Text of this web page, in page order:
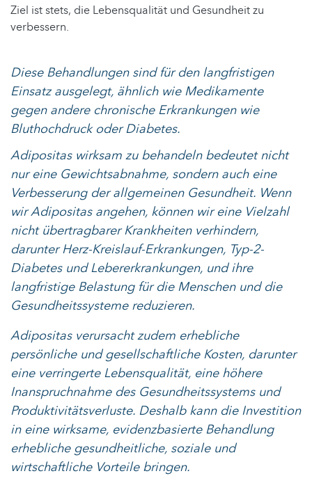
Ziel ist stets, die Lebensqualität und Gesundheit zu
verbessern.
Diese Behandlungen sind für den langfristigen
Einsatz ausgelegt, ähnlich wie Medikamente
gegen andere chronische Erkrankungen wie
Bluthochdruck oder Diabetes.
Adipositas wirksam zu behandeln bedeutet nicht
nur eine Gewichtsabnahme, sondern auch eine
Verbesserung der allgemeinen Gesundheit. Wenn
wir Adipositas angehen, können wir eine Vielzahl
nicht übertragbarer Krankheiten verhindern,
darunter Herz-Kreislauf-Erkrankungen, Typ-2-
Diabetes und Lebererkrankungen, und ihre
langfristige Belastung für die Menschen und die
Gesundheitssysteme reduzieren.
Adipositas verursacht zudem erhebliche
persönliche und gesellschaftliche Kosten, darunter
eine verringerte Lebensqualität, eine höhere
Inanspruchnahme des Gesundheitssystems und
Produktivitätsverluste. Deshalb kann die Investition
in eine wirksame, evidenzbasierte Behandlung
erhebliche gesundheitliche, soziale und
wirtschaftliche Vorteile bringen.